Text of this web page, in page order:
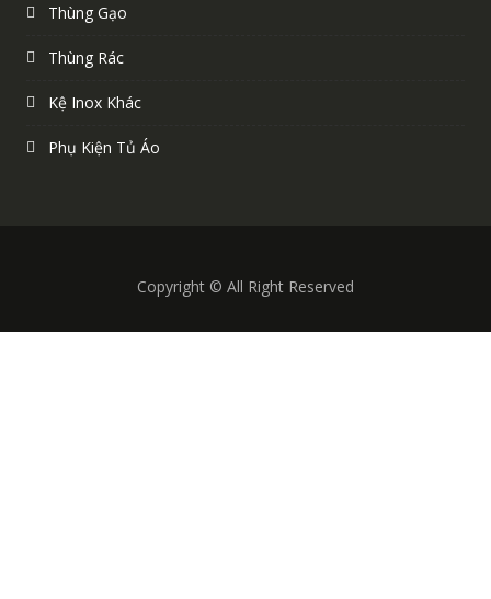
Thùng Gạo
Thùng Rác
Kệ Inox Khác
Phụ Kiện Tủ Áo
Copyright © All Right Reserved